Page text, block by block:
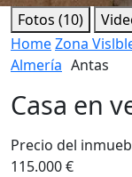
Fotos (10)
HomeZona
Almería Antas
Casa en
Precio del
115.000 €